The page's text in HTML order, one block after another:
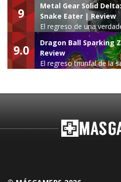
9
Metal Gear Solid Delta:
Snake Eater | Review
El regreso de una
leyenda
9.0
Dragon Ball Sparking
Review
El regreso triunfal de la